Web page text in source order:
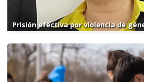
Prisión efectiva por violencia de